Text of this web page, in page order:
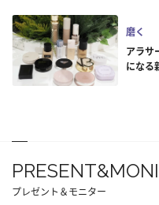
磨く
アラサ
になる
プレゼント＆モニター